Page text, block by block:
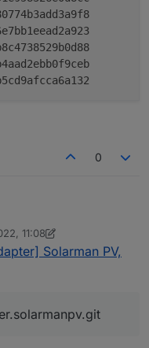
0
11:08
0
Solarman PV,